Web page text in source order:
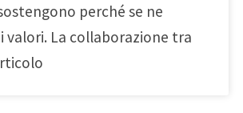
perché se ne
valori. La collaborazione tra